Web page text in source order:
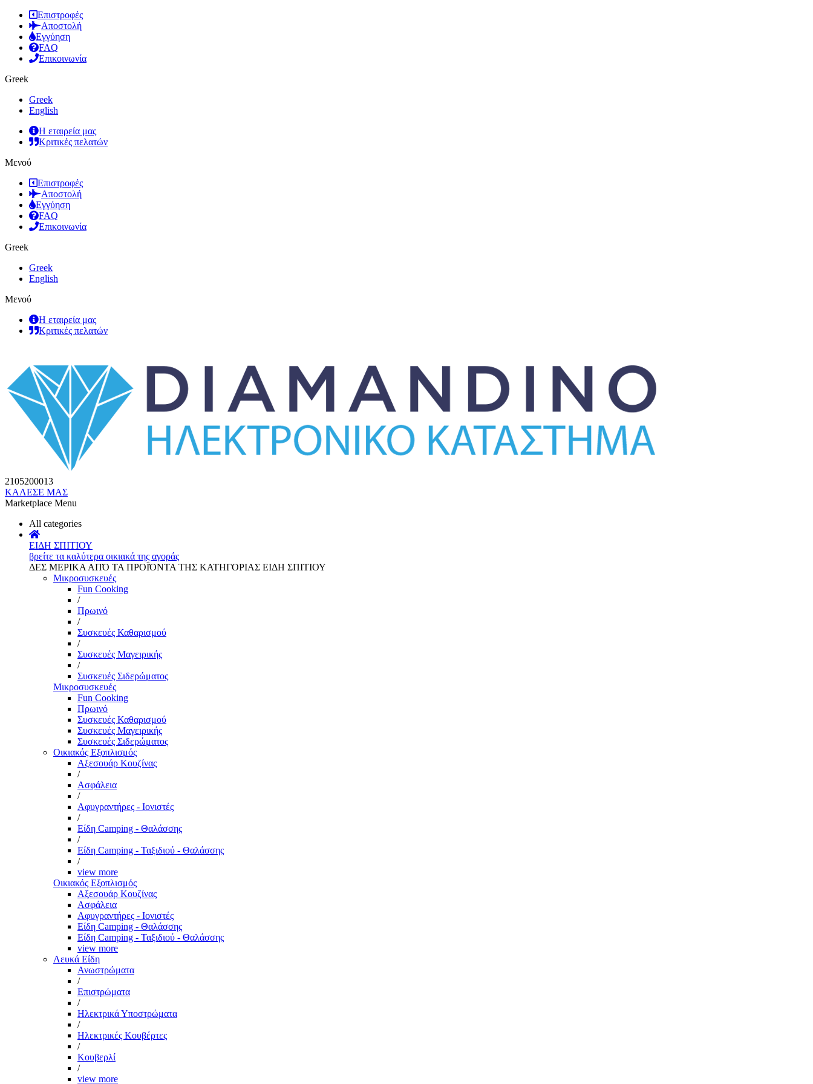
Επιστροφές
Αποστολή
Εγγύηση
FAQ
Επικοινωνία
Greek
Greek
English
Η εταιρεία μας
Κριτικές πελατών
Μενού
Επιστροφές
Αποστολή
Εγγύηση
FAQ
Επικοινωνία
Greek
Greek
English
Μενού
Η εταιρεία μας
Κριτικές πελατών
2105200013
ΚΑΛΕΣΕ ΜΑΣ
Marketplace Menu
All categories
ΕΙΔΗ ΣΠΙΤΙΟΥ
βρείτε τα καλύτερα οικιακά της αγοράς
ΔΕΣ ΜΕΡΙΚΑ ΑΠΌ ΤΑ ΠΡΟΪΌΝΤΑ ΤΗΣ ΚΑΤΗΓΟΡΙΑΣ ΕΙΔΗ ΣΠΙΤΙΟΥ
Μικροσυσκευές
Fun Cooking
/
Πρωινό
/
Συσκευές Καθαρισμού
/
Συσκευές Μαγειρικής
/
Συσκευές Σιδερώματος
Μικροσυσκευές
Fun Cooking
Πρωινό
Συσκευές Καθαρισμού
Συσκευές Μαγειρικής
Συσκευές Σιδερώματος
Οικιακός Εξοπλισμός
Αξεσουάρ Κουζίνας
/
Ασφάλεια
/
Αφυγραντήρες - Ιονιστές
/
Είδη Camping - Θαλάσσης
/
Είδη Camping - Ταξιδιού - Θαλάσσης
/
view more
Οικιακός Εξοπλισμός
Αξεσουάρ Κουζίνας
Ασφάλεια
Αφυγραντήρες - Ιονιστές
Είδη Camping - Θαλάσσης
Είδη Camping - Ταξιδιού - Θαλάσσης
view more
Λευκά Είδη
Ανωστρώματα
/
Επιστρώματα
/
Ηλεκτρικά Υποστρώματα
/
Ηλεκτρικές Κουβέρτες
/
Κουβερλί
/
view more